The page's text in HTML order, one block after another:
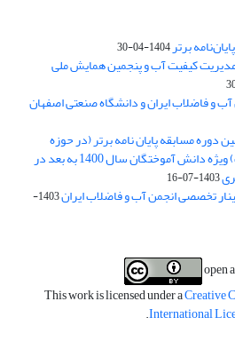
برتر1404-04-30
کیفیت آب و پنجمین همایش ملی
و فاضلاب ایران و دانشگاه صنعتی اصفهان
مسابقه پایان نامه برتر (در حوزه
علوم و مهندسی آب و فاضلاب) ویژه دانش آموختگان سال 1400 به بعد در
1403-07-16
تخصصی انجمن آب و فاضلاب ایران
1403-
This work is licensed under aCreative
International
.